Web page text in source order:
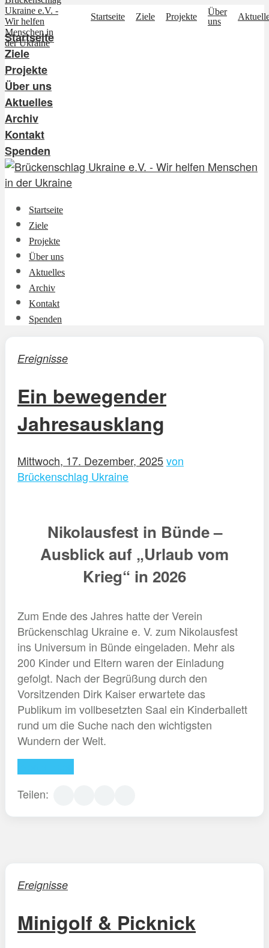
Startseite Ziele Projekte
Über
uns
Startseite
Ziele
Projekte
Über uns
Aktuelles
Archiv
Kontakt
Spenden
Startseite
Ziele
Projekte
Über uns
Aktuelles
Archiv
Kontakt
Spenden
Ereignisse
Ein bewegender
Jahresausklang
Mittwoch, 17. Dezember, 2025von
Brückenschlag Ukraine
Nikolausfest in Bünde –
Ausblick auf „Urlaub vom
Krieg“ in 2026
Zum Ende des Jahres hatte der Verein
Brückenschlag Ukraine e. V. zum Nikolausfest
ins Universum in Bünde eingeladen. Mehr als
200 Kinder und Eltern waren der Einladung
gefolgt. Nach der Begrüßung durch den
Vorsitzenden Dirk Kaiser erwartete das
Publikum im vollbesetzten Saal ein Kinderballett
rund um die Suche nach den wichtigsten
Wundern der Welt.
Teilen:
Ereignisse
Minigolf & Picknick